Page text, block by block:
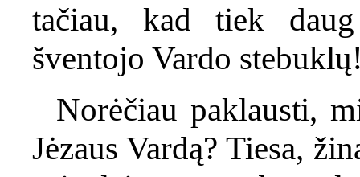
tačiau, kad tiek
šventojo Vardo
Norėčiau paklausti,
Jėzaus Vardą? Tiesa,